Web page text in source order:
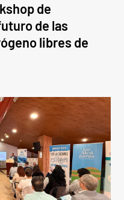
de
de las
libres de